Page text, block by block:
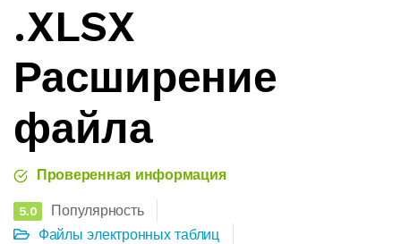
.XLSX
Расширение
файла
Проверенная информация
5.0
Популярность
Файлы электронных таблиц